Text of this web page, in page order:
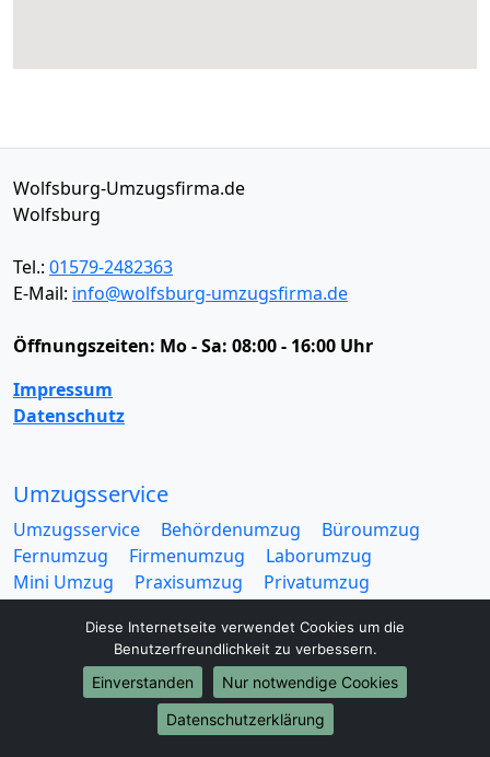
Wolfsburg-Umzugsfirma.de
Wolfsburg
Tel.: 01579-2482363
E-Mail: info@wolfsburg-umzugsfirma.de
Öffnungszeiten: Mo - Sa: 08:00 - 16:00 Uhr
Impressum
Datenschutz
Umzugsservice
Umzugsservice Behördenumzug
Büroumzug
Fernumzug
Firmenumzug
Laborumzug
Mini Umzug
Praxisumzug
Privatumzug
Entrümpelung
Halteverbotszone
Klaviertransport
Möbellift
Haushaltsauflösung
Möbeltaxi
Möbelmitfahrzentrale
Umzugskartons
Diese Internetseite verwendet Cookies um die
Benutzerfreundlichkeit zu verbessern.
Einverstanden
Nur notwendige Cookies
Datenschutzerklärung